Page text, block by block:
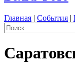
Главная | События |